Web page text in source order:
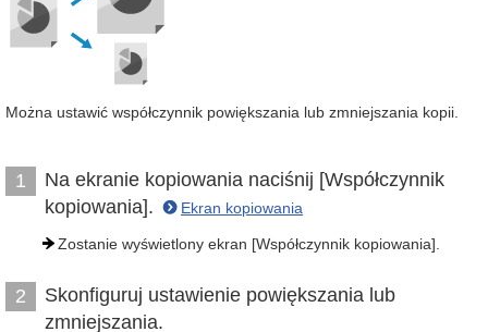
Można ustawić współczynnik powiększania lub zmniejszania kopii.
1
Na ekranie kopiowania naciśnij [Współczynnik
kopiowania].
Ekran kopiowania
Zostanie wyświetlony ekran [Współczynnik kopiowania].
2
Skonfiguruj ustawienie powiększania lub
zmniejszania.